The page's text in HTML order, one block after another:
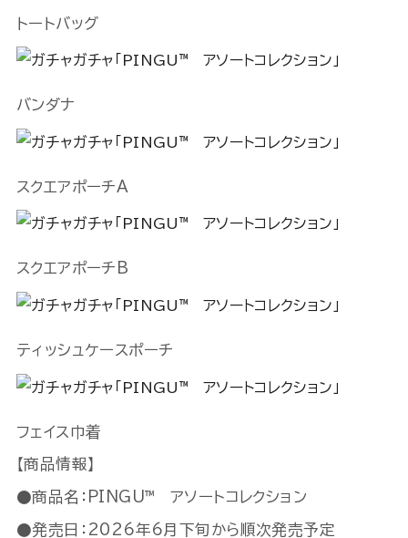
トートバッグ
バンダナ
スクエアポーチA
スクエアポーチB
ティッシュケースポーチ
フェイス巾着
【商品情報】
●商品名：PINGU™ アソートコレクション
●発売日：2026年6月下旬から順次発売予定